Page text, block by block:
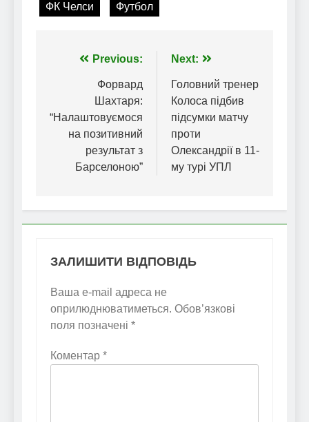
ФК Челси Футбол
Навігація
записів
Previous:
Форвард
Шахтаря:
“Налаштовуємося
на позитивний
результат з
Барселоною”
Next:
Головний тренер
Колоса підбив
підсумки матчу
проти
Олександрії в 11-
му турі УПЛ
ЗАЛИШИТИ ВІДПОВІДЬ
Ваша e-mail адреса не
оприлюднюватиметься. Обов’язкові
поля позначені *
Коментар *